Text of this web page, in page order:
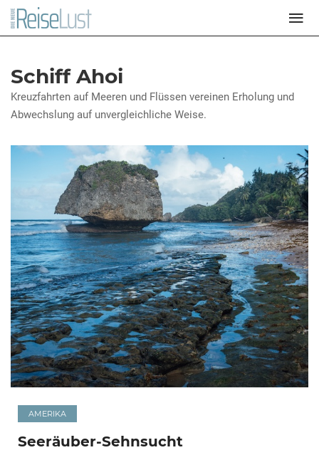
Schiff Ahoi
Kreuzfahrten auf Meeren und Flüssen vereinen Erholung und
Abwechslung auf unvergleichliche Weise.
AMERIKA
Seeräuber-Sehnsucht